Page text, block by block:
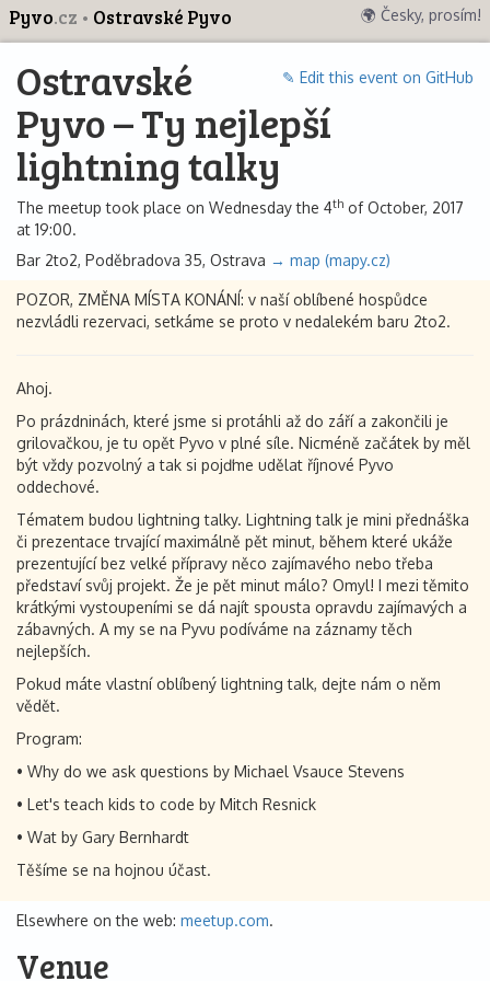
Pyvo.cz Ostravské Pyvo 🌍 Česky, prosím!
✎ Edit this event on GitHub
Ostravské
Pyvo – Ty nejlepší
lightning talky
The meetup took place on Wednesday the 4th of October, 2017
at 19:00.
Bar 2to2, Poděbradova 35, Ostrava → map (mapy.cz)
POZOR, ZMĚNA MÍSTA KONÁNÍ: v naší oblíbené hospůdce
nezvládli rezervaci, setkáme se proto v nedalekém baru 2to2.
Ahoj.
Po prázdninách, které jsme si protáhli až do září a zakončili je
grilovačkou, je tu opět Pyvo v plné síle. Nicméně začátek by měl
být vždy pozvolný a tak si pojďme udělat říjnové Pyvo
oddechové.
Tématem budou lightning talky. Lightning talk je mini přednáška
či prezentace trvající maximálně pět minut, během které ukáže
prezentující bez velké přípravy něco zajímavého nebo třeba
představí svůj projekt. Že je pět minut málo? Omyl! I mezi těmito
krátkými vystoupeními se dá najít spousta opravdu zajímavých a
zábavných. A my se na Pyvu podíváme na záznamy těch
nejlepších.
Pokud máte vlastní oblíbený lightning talk, dejte nám o něm
vědět.
Program:
• Why do we ask questions by Michael Vsauce Stevens
• Let's teach kids to code by Mitch Resnick
• Wat by Gary Bernhardt
Těšíme se na hojnou účast.
Elsewhere on the web: meetup.com.
Venue